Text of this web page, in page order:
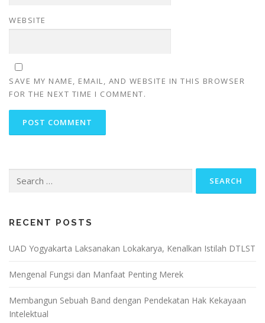
WEBSITE
SAVE MY NAME, EMAIL, AND WEBSITE IN THIS BROWSER
FOR THE NEXT TIME I COMMENT.
for:
RECENT POSTS
UAD Yogyakarta Laksanakan Lokakarya, Kenalkan Istilah DTLST
Mengenal Fungsi dan Manfaat Penting Merek
Membangun Sebuah Band dengan Pendekatan Hak Kekayaan
Intelektual